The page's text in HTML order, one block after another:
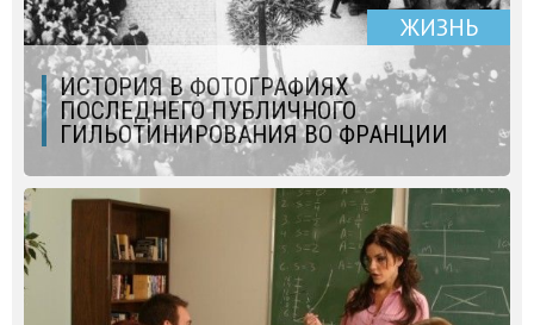
ЖИЗНЬ
ИСТОРИЯ В ФОТОГРАФИЯХ
ПОСЛЕДНЕГО ПУБЛИЧНОГО
ГИЛЬОТИНИРОВАНИЯ ВО ФРАНЦИИ